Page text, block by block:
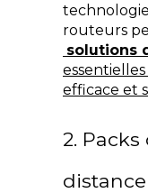
routeurs
solutions
efficace et
2.
distance